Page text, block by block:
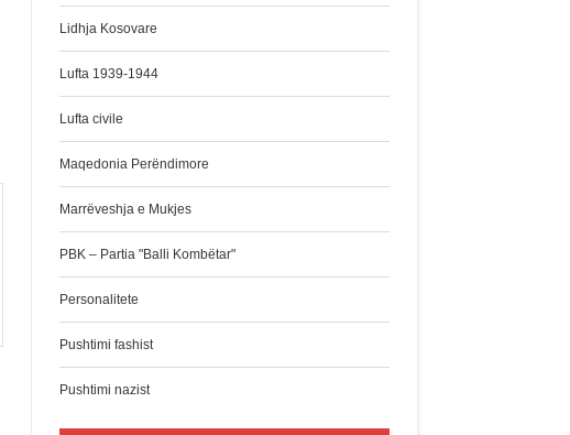
Lidhja Kosovare
Lufta 1939-1944
Lufta civile
Maqedonia Perëndimore
Marrëveshja e Mukjes
PBK – Partia "Balli Kombëtar"
Personalitete
Pushtimi fashist
Pushtimi nazist